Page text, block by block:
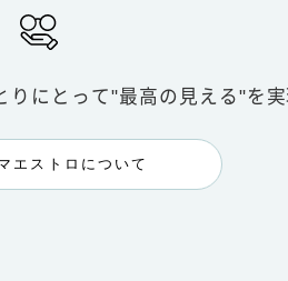
りにとって"最高の見える"を実
エストロについて